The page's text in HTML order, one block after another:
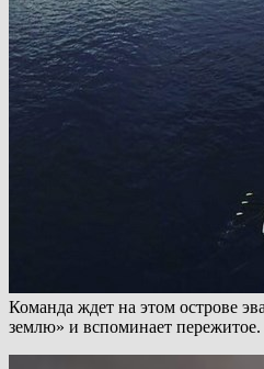
Команда ждет на этом острове
землю» и вспоминает пережитое.